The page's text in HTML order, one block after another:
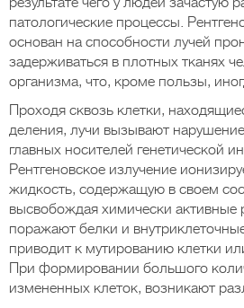
патологические процессы.
основан на способности лучей
задерживаться в плотных тканях
организма, что, кроме пользы,
Проходя сквозь клетки,
деления, лучи вызывают
главных носителей генетической
Рентгеновское излучение
жидкость, содержащую в своем
высвобождая химически
поражают белки и
приводит к мутированию клетки
При формировании большого
измененных клеток, возникают